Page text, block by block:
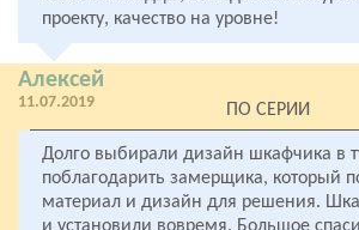
проекту, качество на уровне!
Алексей
11.07.2019
Долго выбирали дизайн шкафчика в
поблагодарить замерщика, который
материал и дизайн для решения.
ПО СЕРИИ
У МЕТРО
ПО РАЙОНАМ
В ЛЕНИНГРАДСКОЙ